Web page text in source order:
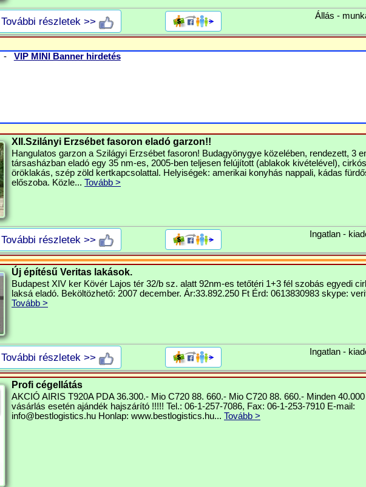
További részletek >> Állás -
- VIP MINI Banner hirdetés
XII.Szilányi Erzsébet fasoron eladó garzon!!
Hangulatos garzon a Szilágyi Erzsébet fasoron! Budagyönygye közelében, rendezett, 3
társasházban eladó egy 35 nm-es, 2005-ben teljesen felújított (ablakok kivételével), cirkós
öröklakás, szép zöld kertkapcsolattal. Helyiségek: amerikai konyhás nappali, kádas
előszoba. Közle... Tovább >
További részletek >> Ingatlan -
Új építésű Veritas lakások.
Budapest XIV ker Kövér Lajos tér 32/b sz. alatt 92nm-es tetőtéri 1+3 fél szobás egyedi
laksá eladó. Beköltözhető: 2007 december. Ár:33.892.250 Ft Érd: 0613830983 skype:
Tovább >
További részletek >> Ingatlan -
Profi cégellátás
AKCIÓ AIRIS T920A PDA 36.300.- Mio C720 88. 660.- Mio C720 88. 660.- Minden
vásárlás esetén ajándék hajszárító !!!!! Tel.: 06-1-257-7086, Fax: 06-1-253-7910 E-mail:
info@bestlogistics.hu Honlap: www.bestlogistics.hu... Tovább >